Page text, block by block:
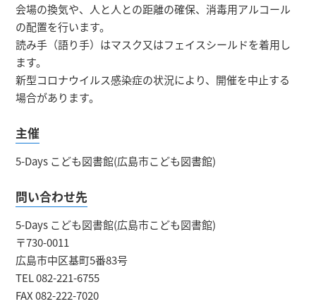
会場の換気や、人と人との距離の確保、消毒用アルコール
の配置を行います。
読み手（語り手）はマスク又はフェイスシールドを着用し
ます。
新型コロナウイルス感染症の状況により、開催を中止する
場合があります。
主催
5-Days こども図書館(広島市こども図書館)
問い合わせ先
5-Days こども図書館(広島市こども図書館)
〒730-0011
広島市中区基町5番83号
TEL 082-221-6755
FAX 082-222-7020